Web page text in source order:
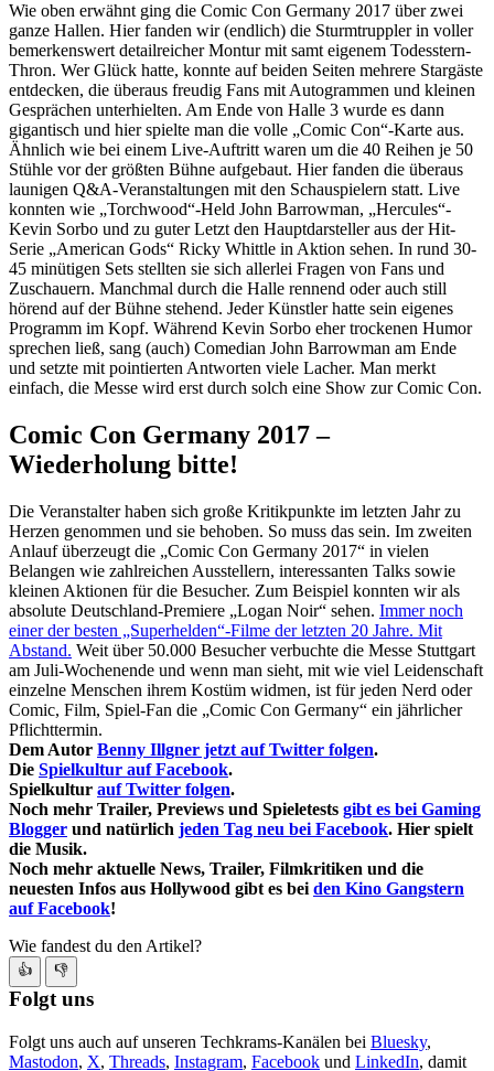
Wie oben erwähnt ging die Comic Con Germany 2017 über zwei
ganze Hallen. Hier fanden wir (endlich) die Sturmtruppler in voller
bemerkenswert detailreicher Montur mit samt eigenem Todesstern-
Thron. Wer Glück hatte, konnte auf beiden Seiten mehrere Stargäste
entdecken, die überaus freudig Fans mit Autogrammen und kleinen
Gesprächen unterhielten. Am Ende von Halle 3 wurde es dann
gigantisch und hier spielte man die volle „Comic Con“-Karte aus.
Ähnlich wie bei einem Live-Auftritt waren um die 40 Reihen je 50
Stühle vor der größten Bühne aufgebaut. Hier fanden die überaus
launigen Q&A-Veranstaltungen mit den Schauspielern statt. Live
konnten wie „Torchwood“-Held John Barrowman, „Hercules“-
Kevin Sorbo und zu guter Letzt den Hauptdarsteller aus der Hit-
Serie „American Gods“ Ricky Whittle in Aktion sehen. In rund 30-
45 minütigen Sets stellten sie sich allerlei Fragen von Fans und
Zuschauern. Manchmal durch die Halle rennend oder auch still
hörend auf der Bühne stehend. Jeder Künstler hatte sein eigenes
Programm im Kopf. Während Kevin Sorbo eher trockenen Humor
sprechen ließ, sang (auch) Comedian John Barrowman am Ende
und setzte mit pointierten Antworten viele Lacher. Man merkt
einfach, die Messe wird erst durch solch eine Show zur Comic Con.
Comic Con Germany 2017 –
Wiederholung bitte!
Die Veranstalter haben sich große Kritikpunkte im letzten Jahr zu
Herzen genommen und sie behoben. So muss das sein. Im zweiten
Anlauf überzeugt die „Comic Con Germany 2017“ in vielen
Belangen wie zahlreichen Ausstellern, interessanten Talks sowie
kleinen Aktionen für die Besucher. Zum Beispiel konnten wir als
absolute Deutschland-Premiere „Logan Noir“ sehen. Immer noch
einer der besten „Superhelden“-Filme der letzten 20 Jahre. Mit
Abstand. Weit über 50.000 Besucher verbuchte die Messe Stuttgart
am Juli-Wochenende und wenn man sieht, mit wie viel Leidenschaft
einzelne Menschen ihrem Kostüm widmen, ist für jeden Nerd oder
Comic, Film, Spiel-Fan die „Comic Con Germany“ ein jährlicher
Pflichttermin.
Dem Autor Benny Illgner jetzt auf Twitter folgen.
Die Spielkultur auf Facebook.
Spielkultur auf Twitter folgen.
Noch mehr Trailer, Previews und Spieletests gibt es bei Gaming
Blogger und natürlich jeden Tag neu bei Facebook. Hier spielt
die Musik.
Noch mehr aktuelle News, Trailer, Filmkritiken und die
neuesten Infos aus Hollywood gibt es bei den Kino Gangstern
auf Facebook!
Wie fandest du den Artikel?
👍 👎
Folgt uns
Folgt uns auch auf unseren Techkrams-Kanälen bei Bluesky,
Mastodon, X, Threads, Instagram, Facebook und LinkedIn, damit